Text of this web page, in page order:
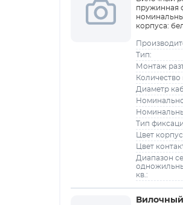
пружинная
корпуса:
Тип:
Монтаж
Диаметр
Тип
Цвет
Цвет
Диапазон
кв.:
Вилочный